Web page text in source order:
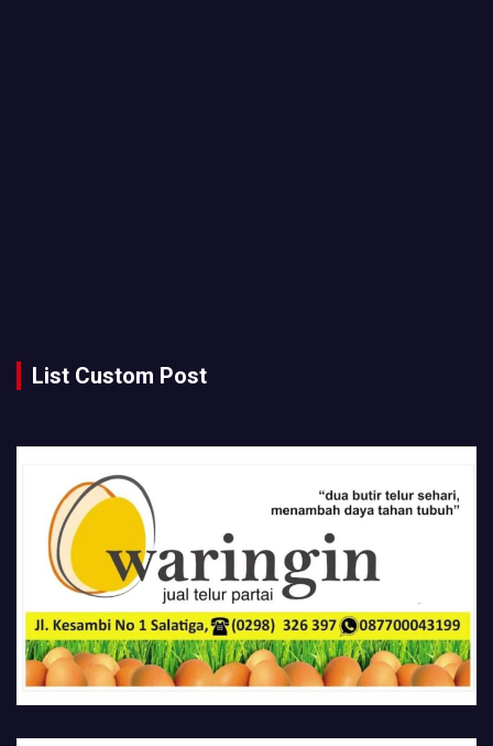
List Custom Post